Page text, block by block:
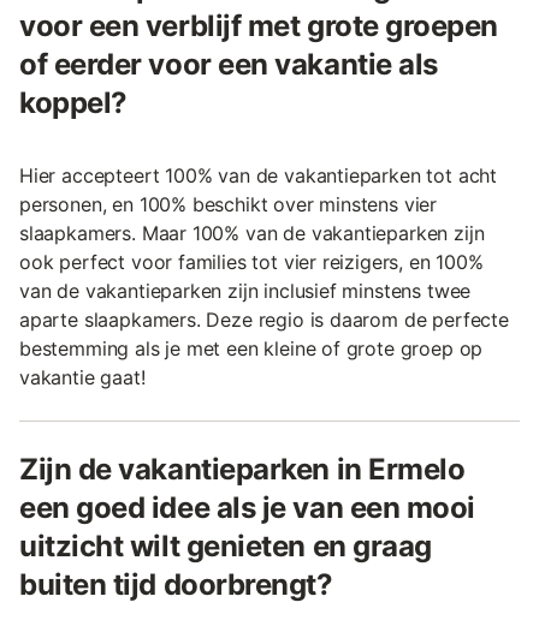
voor een verblijf met grote groepen
of eerder voor een vakantie als
koppel?
Hier accepteert 100% van de vakantieparken tot acht
personen, en 100% beschikt over minstens vier
slaapkamers. Maar 100% van de vakantieparken zijn
ook perfect voor families tot vier reizigers, en 100%
van de vakantieparken zijn inclusief minstens twee
aparte slaapkamers. Deze regio is daarom de perfecte
bestemming als je met een kleine of grote groep op
vakantie gaat!
Zijn de vakantieparken in Ermelo
een goed idee als je van een mooi
uitzicht wilt genieten en graag
buiten tijd doorbrengt?